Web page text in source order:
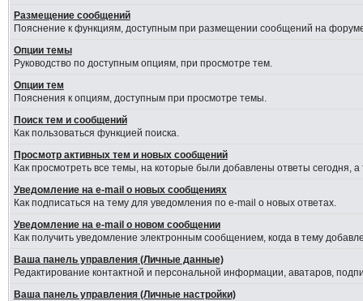
Размещение сообщений
Пояснение к функциям, доступным при размещении сообщений на
Опции темы
Руководство по доступным опциям, при просмотре тем.
Опции тем
Пояснения к опциям, доступным при просмотре темы.
Поиск тем и сообщений
Как пользоваться функцией поиска.
Просмотр активных тем и новых сообщений
Как просмотреть все темы, на которые были добавлены ответы сегодня,
Уведомление на e-mail о новых сообщениях
Как подписаться на тему для уведомления по e-mail о новых ответах.
Уведомление на е-mail о новом сообщении
Как получить уведомление электронным сообщением, когда в тему
Ваша панель управления (Личные данные)
Редактирование контактной и персональной информации, аватаров,
Ваша панель управления (Личные настройки)